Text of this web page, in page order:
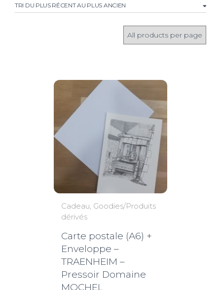
plus
au
plus
Cadeau Goodies/Produits
dérivés
Carte postale (A6) +
Enveloppe –
TRAENHEIM –
Pressoir Domaine
MOCHEL